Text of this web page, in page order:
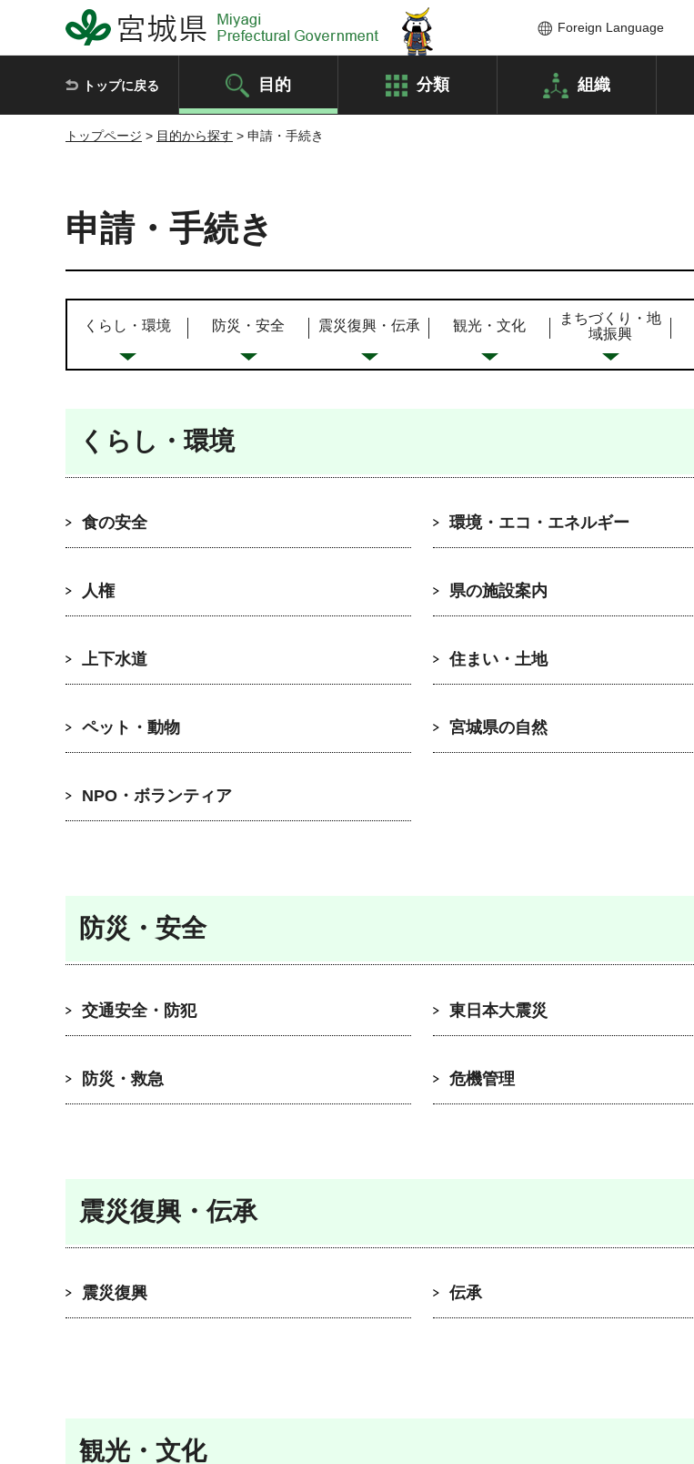
宮城県 Miyagi Prefectural Government Foreign Language
トップに戻る 目的 分類 組織
トップページ > 目的から探す > 申請・手続き
申請・手続き
くらし・環境 防災・安全 震災復興・伝承 観光・文化
まちづくり・地
域振興
くらし・環境
食の安全
人権
上下水道
ペット・動物
NPO・ボランティア
環境・エコ・エネルギー
県の施設案内
住まい・土地
宮城県の自然
防災・安全
交通安全・防犯
防災・救急
東日本大震災
危機管理
震災復興・伝承
震災復興 伝承
観光・文化